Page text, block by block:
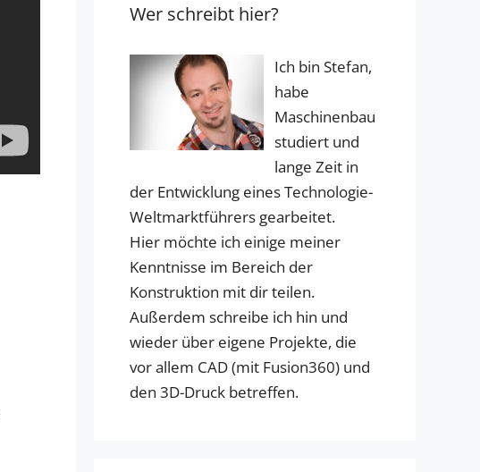
Wer schreibt hier?
Ich bin Stefan,
habe
Maschinenbau
studiert und
lange Zeit in
der Entwicklung eines Technologie-
Weltmarktführers gearbeitet.
Hier möchte ich einige meiner
Kenntnisse im Bereich der
Konstruktion mit dir teilen.
Außerdem schreibe ich hin und
wieder über eigene Projekte, die
vor allem CAD (mit Fusion360) und
den 3D-Druck betreffen.